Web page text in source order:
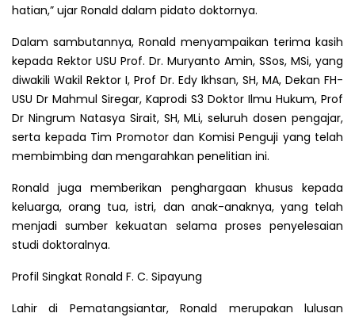
hatian,” ujar Ronald dalam pidato doktornya.
Dalam sambutannya, Ronald menyampaikan terima kasih
kepada Rektor USU Prof. Dr. Muryanto Amin, SSos, MSi, yang
diwakili Wakil Rektor I, Prof Dr. Edy Ikhsan, SH, MA, Dekan FH-
USU Dr Mahmul Siregar, Kaprodi S3 Doktor Ilmu Hukum, Prof
Dr Ningrum Natasya Sirait, SH, MLi, seluruh dosen pengajar,
serta kepada Tim Promotor dan Komisi Penguji yang telah
membimbing dan mengarahkan penelitian ini.
Ronald juga memberikan penghargaan khusus kepada
keluarga, orang tua, istri, dan anak-anaknya, yang telah
menjadi sumber kekuatan selama proses penyelesaian
studi doktoralnya.
Profil Singkat Ronald F. C. Sipayung
Lahir di Pematangsiantar, Ronald merupakan lulusan